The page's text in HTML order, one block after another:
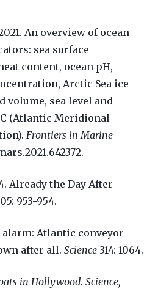
An overview of ocean
sea surface
content, ocean pH,
Arctic Sea ice
volume, sea level and
(Atlantic Meridional
Frontiers in Marine
Already the Day After
953-954.
alarm: Atlantic conveyor
after all. Science 314: 1064.
in Hollywood. Science,